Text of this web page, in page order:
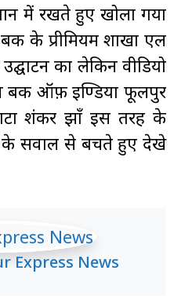
में रखते हुए खोला गया
के प्रीमियम शाखा एल
का लेकिन वीडियो
बैंक ऑफ़ इण्डिया फूलपुर
शंकर झाँ इस तरह के
के सवाल से बचते हुए देखे
Express News